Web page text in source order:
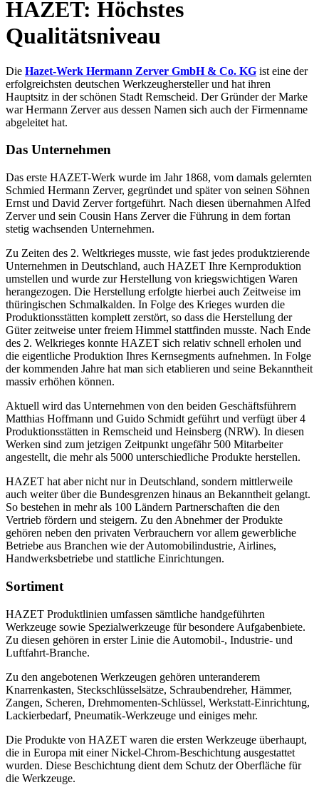
HAZET: Höchstes
Qualitätsniveau
Die Hazet-Werk Hermann Zerver GmbH & Co. KG ist eine der
erfolgreichsten deutschen Werkzeughersteller und hat ihren
Hauptsitz in der schönen Stadt Remscheid. Der Gründer der Marke
war Hermann Zerver aus dessen Namen sich auch der Firmenname
abgeleitet hat.
Das Unternehmen
Das erste HAZET-Werk wurde im Jahr 1868, vom damals gelernten
Schmied Hermann Zerver, gegründet und später von seinen Söhnen
Ernst und David Zerver fortgeführt. Nach diesen übernahmen Alfed
Zerver und sein Cousin Hans Zerver die Führung in dem fortan
stetig wachsenden Unternehmen.
Zu Zeiten des 2. Weltkrieges musste, wie fast jedes produktzierende
Unternehmen in Deutschland, auch HAZET Ihre Kernproduktion
umstellen und wurde zur Herstellung von kriegswichtigen Waren
herangezogen. Die Herstellung erfolgte hierbei auch Zeitweise im
thüringischen Schmalkalden. In Folge des Krieges wurden die
Produktionsstätten komplett zerstört, so dass die Herstellung der
Güter zeitweise unter freiem Himmel stattfinden musste. Nach Ende
des 2. Welkrieges konnte HAZET sich relativ schnell erholen und
die eigentliche Produktion Ihres Kernsegments aufnehmen. In Folge
der kommenden Jahre hat man sich etablieren und seine Bekanntheit
massiv erhöhen können.
Aktuell wird das Unternehmen von den beiden Geschäftsführern
Matthias Hoffmann und Guido Schmidt geführt und verfügt über 4
Produktionsstätten in Remscheid und Heinsberg (NRW). In diesen
Werken sind zum jetzigen Zeitpunkt ungefähr 500 Mitarbeiter
angestellt, die mehr als 5000 unterschiedliche Produkte herstellen.
HAZET hat aber nicht nur in Deutschland, sondern mittlerweile
auch weiter über die Bundesgrenzen hinaus an Bekanntheit gelangt.
So bestehen in mehr als 100 Ländern Partnerschaften die den
Vertrieb fördern und steigern. Zu den Abnehmer der Produkte
gehören neben den privaten Verbrauchern vor allem gewerbliche
Betriebe aus Branchen wie der Automobilindustrie, Airlines,
Handwerksbetriebe und stattliche Einrichtungen.
Sortiment
HAZET Produktlinien umfassen sämtliche handgeführten
Werkzeuge sowie Spezialwerkzeuge für besondere Aufgabenbiete.
Zu diesen gehören in erster Linie die Automobil-, Industrie- und
Luftfahrt-Branche.
Zu den angebotenen Werkzeugen gehören unteranderem
Knarrenkasten, Steckschlüsselsätze, Schraubendreher, Hämmer,
Zangen, Scheren, Drehmomenten-Schlüssel, Werkstatt-Einrichtung,
Lackierbedarf, Pneumatik-Werkzeuge und einiges mehr.
Die Produkte von HAZET waren die ersten Werkzeuge überhaupt,
die in Europa mit einer Nickel-Chrom-Beschichtung ausgestattet
wurden. Diese Beschichtung dient dem Schutz der Oberfläche für
die Werkzeuge.